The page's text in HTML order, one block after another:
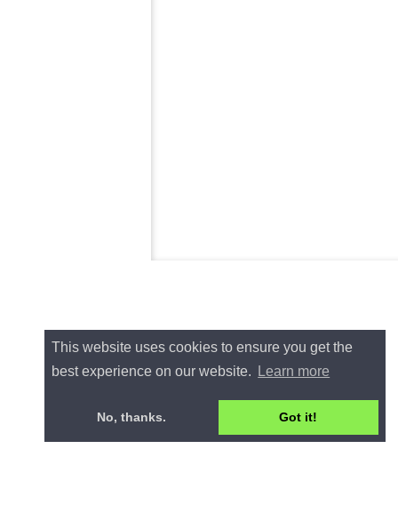
This website uses cookies to ensure you get the
best experience on our website.
Learn more
No, thanks. Got it!